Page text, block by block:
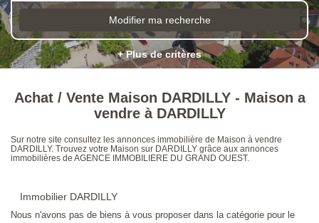
Modifier ma recherche
+ Plus de critères
Achat / Vente Maison DARDILLY - Maison a
vendre à DARDILLY
Sur notre site consultez les annonces immobilière de Maison à vendre
DARDILLY. Trouvez votre Maison sur DARDILLY grâce aux annonces
immobilières de AGENCE IMMOBILIERE DU GRAND OUEST.
Immobilier DARDILLY
Nous n'avons pas de biens à vous proposer dans la catégorie pour le